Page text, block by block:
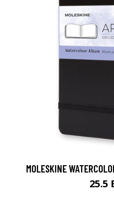
MOLESKINE
25.5